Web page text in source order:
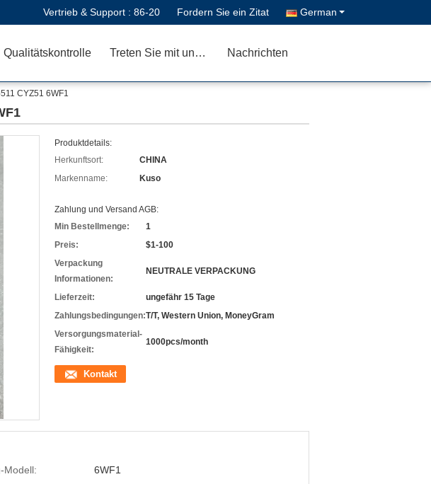
Vertrieb & Support : 86-20 Fordern Sie ein Zitat German
Qualitätskontrolle Treten Sie mit uns in Verbindung Nachrichten
CYZ51 6WF1
Produktdetails:
Herkunftsort:
CHINA
Markenname:
Kuso
Zahlung und Versand AGB:
Min Bestellmenge:
1
Preis:
$1-100
Verpackung
Informationen:
NEUTRALE VERPACKUNG
Lieferzeit:
ungefähr 15 Tage
Zahlungsbedingungen:T/T, Western Union, MoneyGram
Versorgungsmaterial-
Fähigkeit:
1000pcs/month
Kontakt
Modell: 6WF1